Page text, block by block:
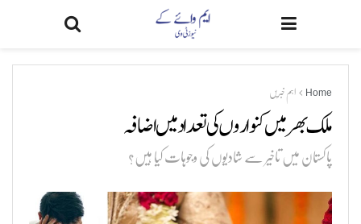
Home اہم خبریں
ملک بھر میں کنواروں کی تعداد میں اضافہ
پاکستان میں تاخیر سے شادیوں کی وجوہات کیا ہیں؟